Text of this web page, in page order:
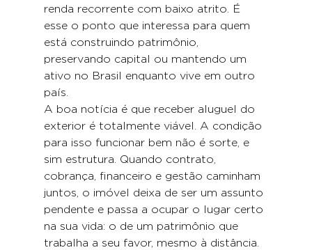
renda recorrente com baixo atrito. É
esse o ponto que interessa para quem
está construindo patrimônio,
preservando capital ou mantendo um
ativo no Brasil enquanto vive em outro
país.
A boa notícia é que receber aluguel do
exterior é totalmente viável. A condição
para isso funcionar bem não é sorte, e
sim estrutura. Quando contrato,
cobrança, financeiro e gestão caminham
juntos, o imóvel deixa de ser um assunto
pendente e passa a ocupar o lugar certo
na sua vida: o de um patrimônio que
trabalha a seu favor, mesmo à distância.